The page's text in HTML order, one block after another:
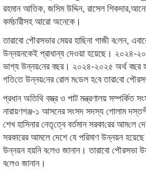
রহমান আতিক, জসিম উদ্দিন, রাসেল
কর্মচারীসহ আরো অনেকে।
তারাবো পৌরসভার মেয়র হাছিনা গাজী ব‌লেন,
উন্নয়নকেই প্রাধান্য দেওয়া হয়েছে। ২০২৪-
ভাগ্য উন্নয়‌নের বছর। ২০২৪-২০২৫ অর্থ বছ‌র
গ‌তি‌তে উন্নয়‌নের রোল ম‌ডেল হ‌বে তারা‌বো
প্রধান অ‌তি‌থি বস্ত্র ও পাট মন্ত্রণালয় সম্পর্কিত
নারায়ণগঞ্জ-১ আসনের সংসদ সদস্য গোলাম
শেখ হা‌সিনার নেতৃ‌ত্বে বর্তমান সরকা‌রের আম‌লে
সরকারের আমলে দেশে যে পরিমাণ উন্নয়ন
উন্নয়ন হয়নি ব‌লেও জানান। তারাবো পৌরসভা
ব‌লেও জানান।